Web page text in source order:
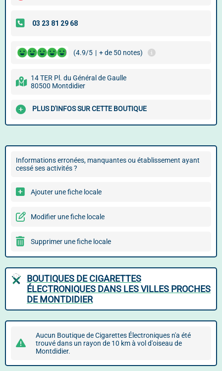
(4.9/5 | + de 50 notes)
14 TER Pl. du Général de Gaulle
80500 Montdidier
PLUS D'INFOS SUR CETTE BOUTIQUE
Informations erronées, manquantes ou établissement ayant
cessé ses activités ?
Ajouter une fiche locale
Modifier une fiche locale
Supprimer une fiche locale
BOUTIQUES DE CIGARETTES
ÉLECTRONIQUES DANS LES VILLES PROCHES
DE MONTDIDIER
Aucun Boutique de Cigarettes Électroniques n'a été
trouvé dans un rayon de 10 km à vol d'oiseau de
Montdidier.